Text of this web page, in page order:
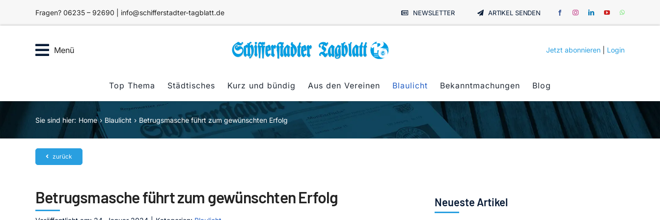
Fragen? 06235 – 92690 | info@schifferstadter-tagblatt.de NEWSLETTER ARTIKEL SENDEN
Menü Jetzt abonnieren Login
Top Thema Städtisches Kurz und bündig Aus den Vereinen Blaulicht Bekanntmachungen Blog
Sie sind hier: Home Blaulicht Betrugsmasche führt zum gewünschten Erfolg
zurück
Betrugsmasche führt zum gewünschten Erfolg Neueste Artikel